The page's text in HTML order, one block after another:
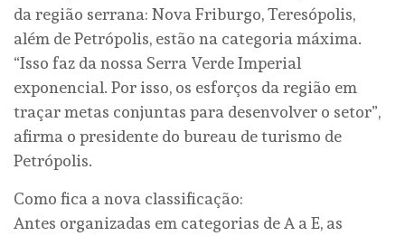
da região serrana: Nova Friburgo, Teresópolis,
além de Petrópolis, estão na categoria máxima.
“Isso faz da nossa Serra Verde Imperial
exponencial. Por isso, os esforços da região em
traçar metas conjuntas para desenvolver o setor”,
afirma o presidente do bureau de turismo de
Petrópolis.
Como fica a nova classificação:
Antes organizadas em categorias de A a E, as